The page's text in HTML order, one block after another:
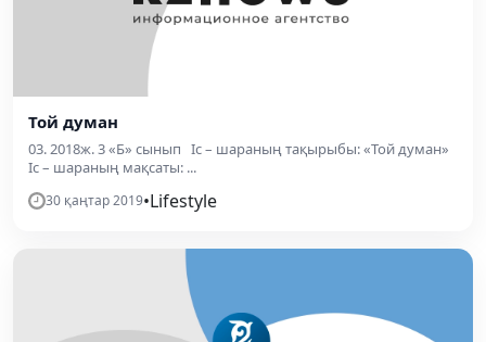
Той думан
03. 2018ж. 3 «Б» сынып Іс – шараның тақырыбы: «Той думан»
Іс – шараның мақсаты: ...
30 қаңтар 2019•Lifestyle